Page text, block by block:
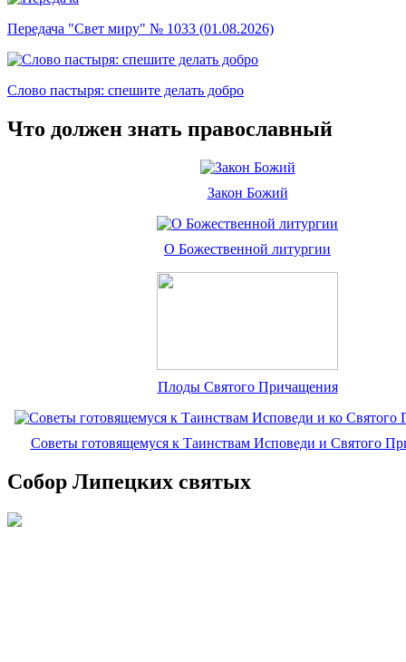
Передача "Свет миру" № 1033 (01.08.2026)
Слово пастыря: спешите делать добро
Что должен знать православный
Закон Божий
О Божественной литургии
Плоды Святого Причащения
Советы готовящемуся к Таинствам Исповеди и Святого
Собор Липецких святых